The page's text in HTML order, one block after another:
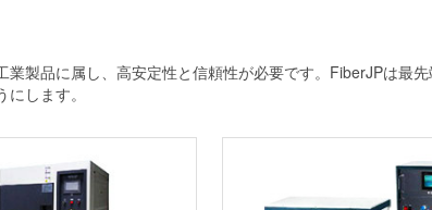
業製品に属し、高安定性と信頼性が必要です。FiberJPは最
します。